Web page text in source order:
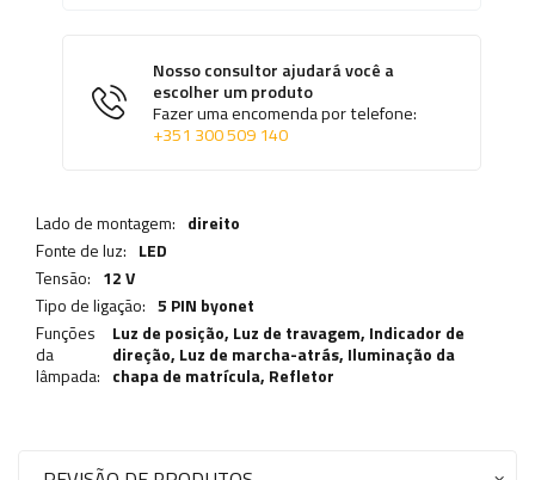
Nosso consultor ajudará você a
escolher um produto
Fazer uma encomenda por telefone:
+351 300 509 140
Lado de montagem: direito
Fonte de luz: LED
Tensão: 12 V
Tipo de ligação: 5 PIN byonet
Funções
da
lâmpada:
Luz de posição, Luz de travagem, Indicador de
direção, Luz de marcha-atrás, Iluminação da
chapa de matrícula, Refletor